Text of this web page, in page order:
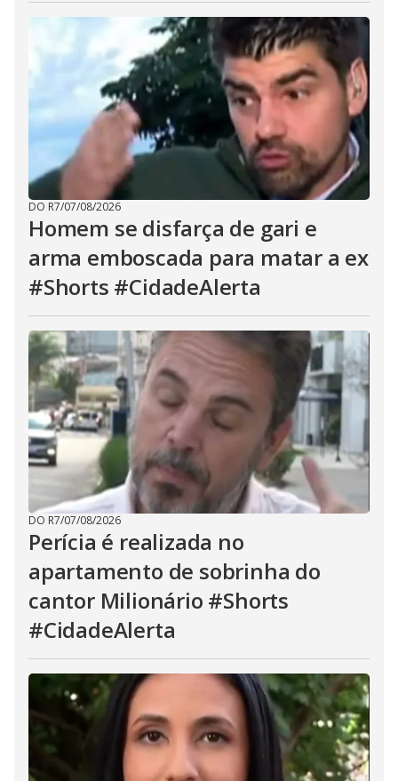
DO R7/07/08/2026
Homem se disfarça de gari e
arma emboscada para matar a ex
#Shorts #CidadeAlerta
DO R7/07/08/2026
Perícia é realizada no
apartamento de sobrinha do
cantor Milionário #Shorts
#CidadeAlerta